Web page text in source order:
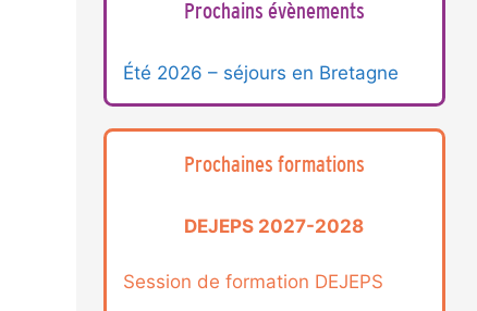
Prochains évènements
Été 2026 – séjours en Bretagne
Prochaines formations
DEJEPS 2027-2028
Session de formation DEJEPS